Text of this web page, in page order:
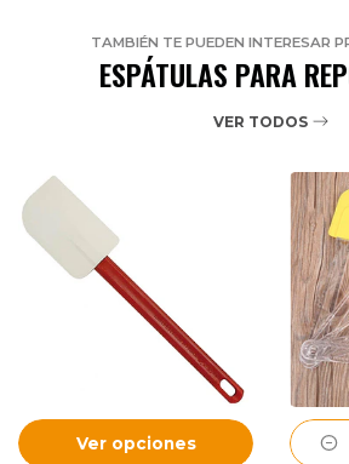
TAMBIÉN TE PUEDEN INTERESAR
ESPÁTULAS PARA
VER TODOS
Ver opciones